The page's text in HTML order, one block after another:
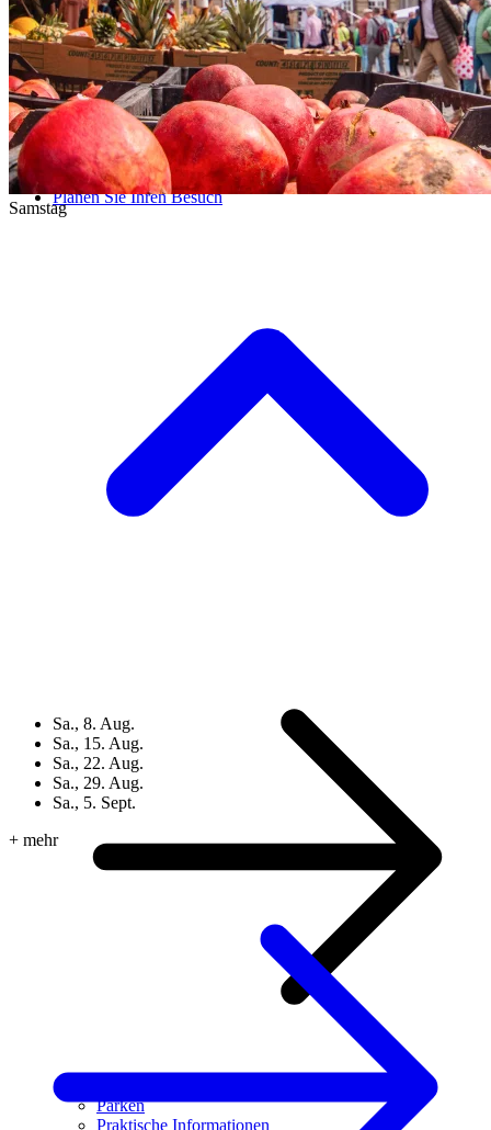
Sommer
Rundfahrt auf der Maas
Veranstaltungen
Wasseraktivitaeten
Sehenswürdigkeiten
Aktivitäten
Spazieren & Fahrrad fahren
Nationalpark de Meinweg
Stadtwanderung
Museums- und Denkmälerroute
Planen Sie Ihren Besuch
Parken
Praktische Informationen
Samstag
Sa., 8. Aug.
Sa., 15. Aug.
Sa., 22. Aug.
Sa., 29. Aug.
Sa., 5. Sept.
+ mehr